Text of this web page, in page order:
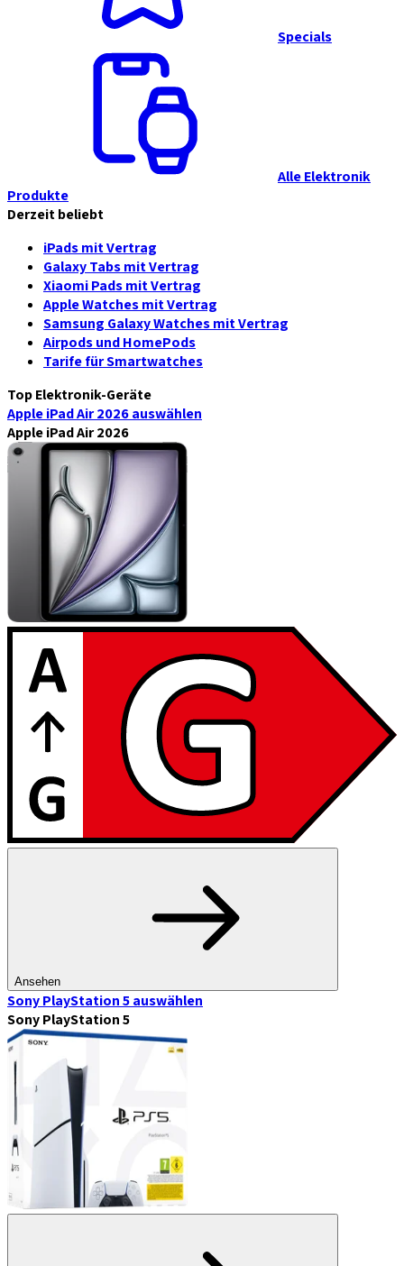
Specials
Alle Elektronik
Produkte
Derzeit beliebt
iPads mit Vertrag
Galaxy Tabs mit Vertrag
Xiaomi Pads mit Vertrag
Apple Watches mit Vertrag
Samsung Galaxy Watches mit Vertrag
Airpods und HomePods
Tarife für Smartwatches
Top Elektronik-Geräte
Apple iPad Air 2026auswählen
Apple iPad Air 2026
Ansehen
Sony PlayStation 5auswählen
Sony PlayStation 5